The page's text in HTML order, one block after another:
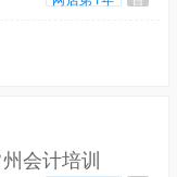
会计培训